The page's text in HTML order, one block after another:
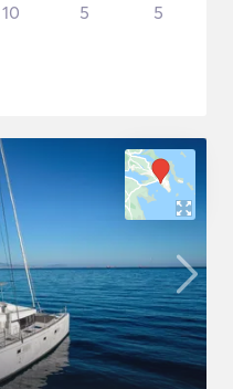
10 5 5